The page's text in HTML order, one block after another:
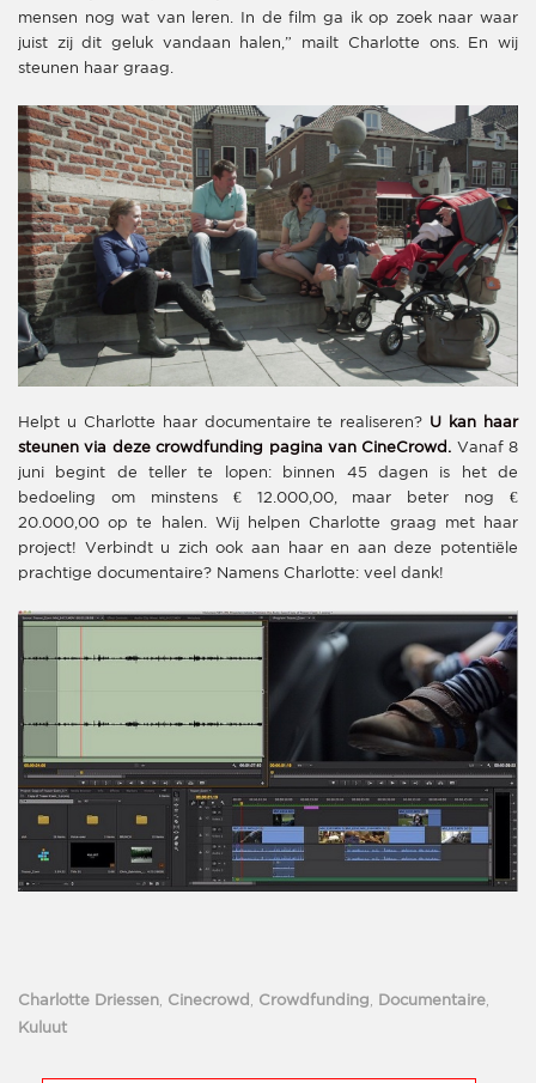
mensen nog wat van leren. In de film ga ik op zoek naar waar
juist zij dit geluk vandaan halen,” mailt Charlotte ons. En wij
steunen haar graag.
Helpt u Charlotte haar documentaire te realiseren?
U kan haar
steunen via deze crowdfunding pagina van CineCrowd. Vanaf 8
juni begint de teller te lopen: binnen 45 dagen is het de
bedoeling om minstens € 12.000,00, maar beter nog €
20.000,00 op te halen. Wij helpen Charlotte graag met haar
project! Verbindt u zich ook aan haar en aan deze potentiële
prachtige documentaire? Namens Charlotte: veel dank!
Charlotte Driessen, Cinecrowd , Crowdfunding, Documentaire,
Kuluut